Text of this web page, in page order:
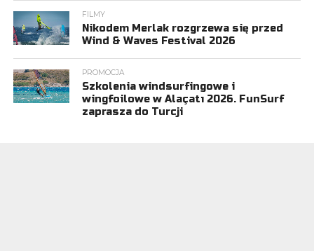
FILMY
Nikodem Merlak rozgrzewa się przed
Wind & Waves Festival 2026
PROMOCJA
Szkolenia windsurfingowe i
wingfoilowe w Alaçatı 2026. FunSurf
zaprasza do Turcji